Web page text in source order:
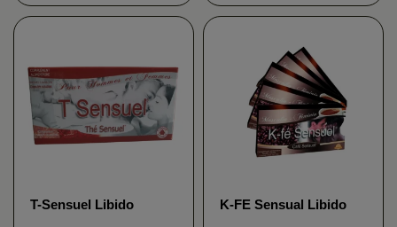
T-Sensuel Libido
K-FE Sensual Libido